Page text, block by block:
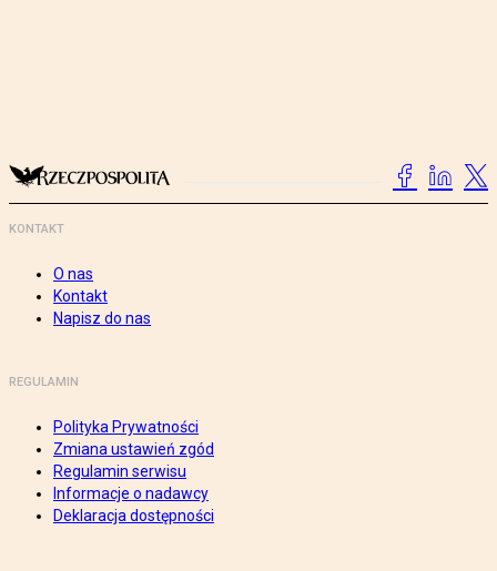
KONTAKT
O nas
Kontakt
Napisz do nas
REGULAMIN
Polityka Prywatności
Zmiana ustawień zgód
Regulamin serwisu
Informacje o nadawcy
Deklaracja dostępności